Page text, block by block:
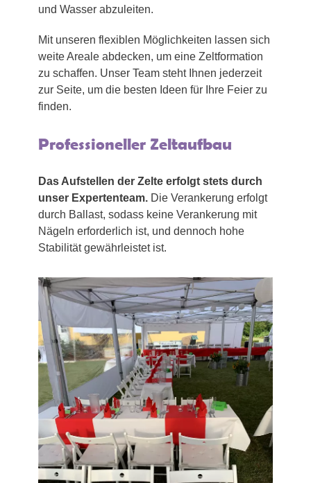
und Wasser abzuleiten.
Mit unseren flexiblen Möglichkeiten lassen sich
weite Areale abdecken, um eine Zeltformation
zu schaffen. Unser Team steht Ihnen jederzeit
zur Seite, um die besten Ideen für Ihre Feier zu
finden.
Professioneller Zeltaufbau
Das Aufstellen der Zelte erfolgt stets durch
unser Expertenteam. Die Verankerung erfolgt
durch Ballast, sodass keine Verankerung mit
Nägeln erforderlich ist, und dennoch hohe
Stabilität gewährleistet ist.